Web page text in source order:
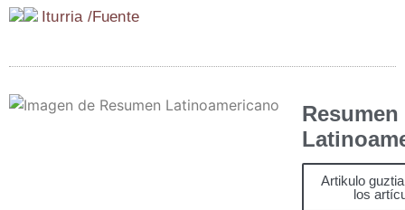
Itu­rria /​Fuen­te
Resumen
Artikulo
los